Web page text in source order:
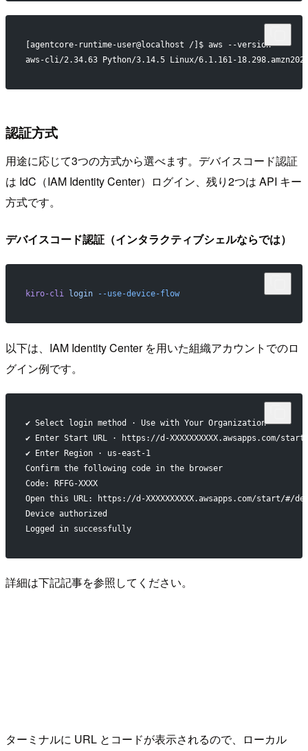
[agentcore-runtime-user@localhost /]$ aws --version
aws-cli/2.34.63 Python/3.14.5 Linux/6.1.161-
認証方式
用途に応じて3つの方式から選べます。デバイスコード認証
は IdC（IAM Identity Center）ログイン、残り2つは API キー
方式です。
デバイスコード認証（インタラクティブシェルならでは）
kiro-cli login --use-device-flow
以下は、IAM Identity Center を用いた組織アカウントでのロ
グイン例です。
✔ Select login method · Use with Your Organization
✔ Enter Start URL · https://d-XXXXXXXXXX.awsapps.com/start
✔ Enter Region · us-east-1
Confirm the following code in the browser
Code: RFFG-XXXX
Open this URL: https://d-XXXXXXXXXX.awsapps.com/start/#/
Device authorized
Logged in successfully
詳細は下記記事を参照してください。
ターミナルに URL とコードが表示されるので、ローカル